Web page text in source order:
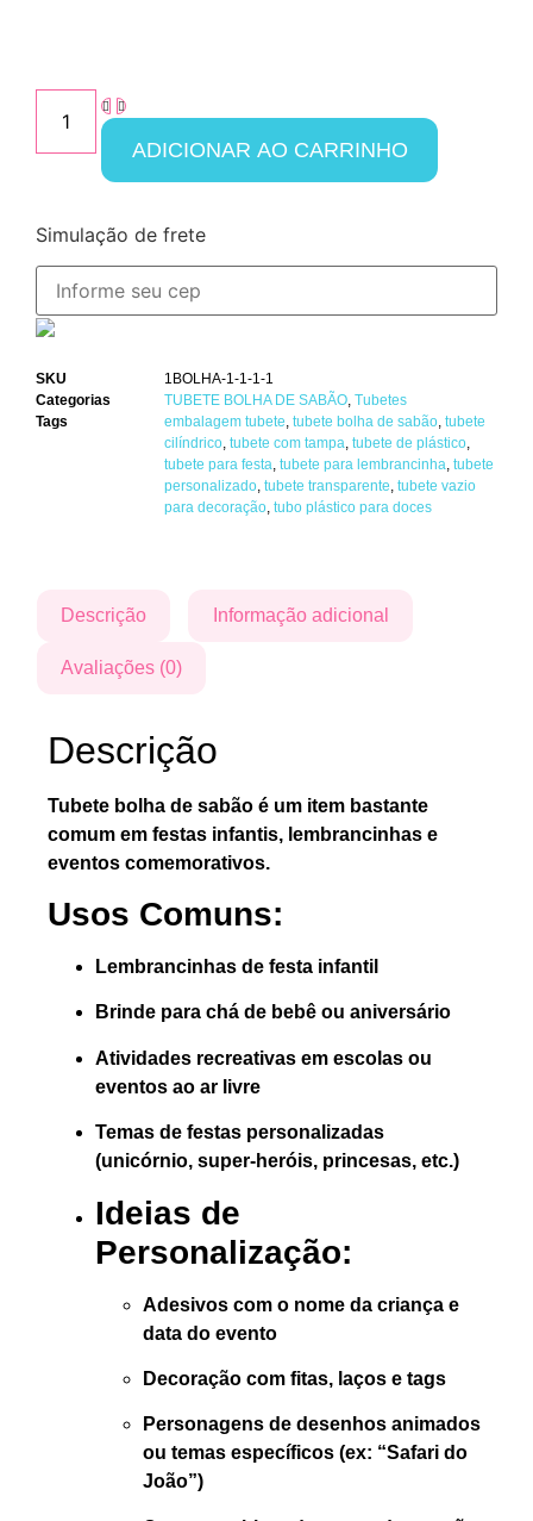
ADICIONAR AO CARRINHO
Simulação de frete
SKU
1BOLHA-1-1-1-1
Categorias
TUBETE BOLHA DE SABÃO, Tubetes
Tags
embalagem tubete, tubete bolha de sabão, tubete
cilíndrico, tubete com tampa, tubete de plástico,
tubete para festa, tubete para lembrancinha, tubete
personalizado, tubete transparente, tubete vazio
para decoração, tubo plástico para doces
Descrição Informação adicional
Avaliações (0)
Descrição
Tubete bolha de sabão é um item bastante
comum em festas infantis, lembrancinhas e
eventos comemorativos.
Usos Comuns:
Lembrancinhas de festa infantil
Brinde para chá de bebê ou aniversário
Atividades recreativas em escolas ou
eventos ao ar livre
Temas de festas personalizadas
(unicórnio, super-heróis, princesas, etc.)
Ideias de
Personalização:
Adesivos com o nome da criança e
data do evento
Decoração com fitas, laços e tags
Personagens de desenhos animados
ou temas específicos (ex: “Safari do
João”)